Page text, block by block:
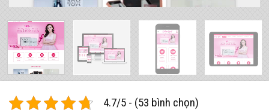
4.7/5 - (53 bình chọn)